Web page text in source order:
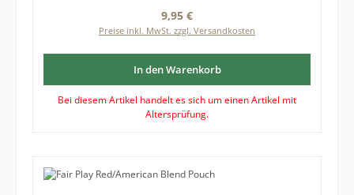
Regulärer Preis:
9,95 €
Preise inkl. MwSt. zzgl. Versandkosten
In den Warenkorb
Bei diesem Artikel handelt es sich um einen Artikel mit
Altersprüfung.